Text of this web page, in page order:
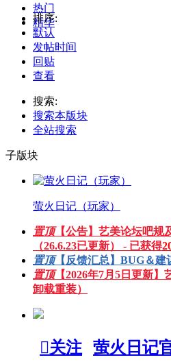
热门
精华
排序:
默认
发帖时间
回贴
查看
搜索:
搜索本版块
全站搜索
子版块
萤火日记（玩家）
置顶【公告】艺美论坛吧规
（26.6.23已更新） - 已获得
置顶【反馈汇总】BUG＆建
置顶【2026年7月5日更新】
卸载重装）
关注 萤火日记